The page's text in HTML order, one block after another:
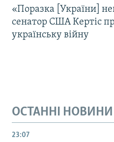
«Поразка [України]
сенатор США Кертіс
українську війну
ОСТАННІ НОВИНИ
23:07